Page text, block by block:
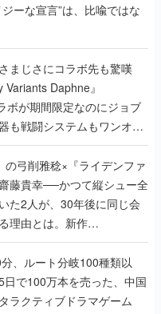
ーな宣言”は、比喩ではな
まじさにコラボ先も驚嘆
Daphne』
ボが期間限定なのにジョブ
も戦闘システムもワンオフ
理由を両ディレクターに聞
の弓削雅稔×『ライデンファ
藤貴幸──かつて縦シュー全
た2人が、30年後に同じ会
理由とは。新作
』で初タッグを組
2人に訊く開発秘話
、ルート分岐100種類以
日で100万本を売った、中国
ラクティブドラマゲーム